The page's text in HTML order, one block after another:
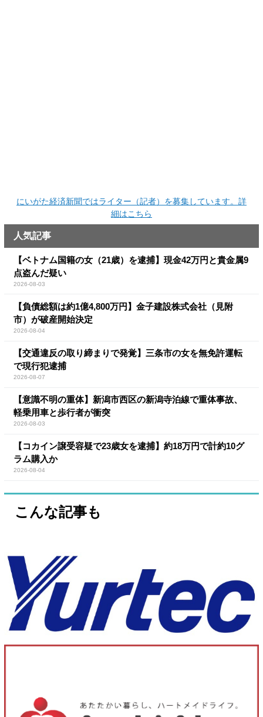
にいがた経済新聞ではライター（記者）を募集しています。詳
細はこちら
人気記事
【ベトナム国籍の女（21歳）を逮捕】現金42万円と貴金属9
点盗んだ疑い
2026-08-03
【負債総額は約1億4,800万円】金子建設株式会社（見附
市）が破産開始決定
2026-08-04
【交通違反の取り締まりで発覚】三条市の女を無免許運転
で現行犯逮捕
2026-08-07
【意識不明の重体】新潟市西区の新潟寺泊線で重体事故、
軽乗用車と歩行者が衝突
2026-08-03
【コカイン譲受容疑で23歳女を逮捕】約18万円で計約10グ
ラム購入か
2026-08-04
こんな記事も